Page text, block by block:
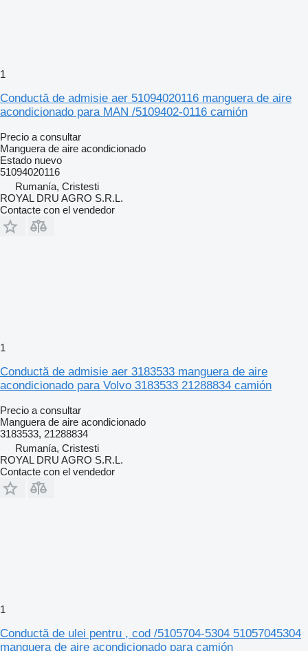
1
Conductă de admisie aer 51094020116 manguera de aire
acondicionado para MAN /5109402-0116 camión
Precio a consultar
Manguera de aire acondicionado
Estado nuevo
51094020116
Rumanía, Cristesti
ROYAL DRU AGRO S.R.L.
Contacte con el vendedor
1
Conductă de admisie aer 3183533 manguera de aire
acondicionado para Volvo 3183533 21288834 camión
Precio a consultar
Manguera de aire acondicionado
3183533, 21288834
Rumanía, Cristesti
ROYAL DRU AGRO S.R.L.
Contacte con el vendedor
1
Conductă de ulei pentru , cod /5105704-5304 51057045304
manguera de aire acondicionado para camión